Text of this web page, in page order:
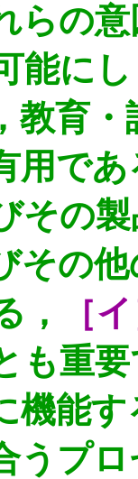
らの
能に
教育
用で
その
その
，
［
も重
能す
うプ